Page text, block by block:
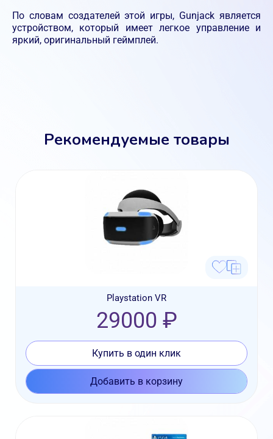
По словам создателей этой игры, Gunjack является
устройством, который имеет легкое управление и
яркий, оригинальный геймплей.
Рекомендуемые товары
Playstation VR
29000 ₽
Купить в один клик
Добавить в корзину